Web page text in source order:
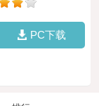
PC下载